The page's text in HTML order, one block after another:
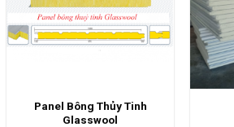
Panel Bông Thủy Tinh
Glasswool